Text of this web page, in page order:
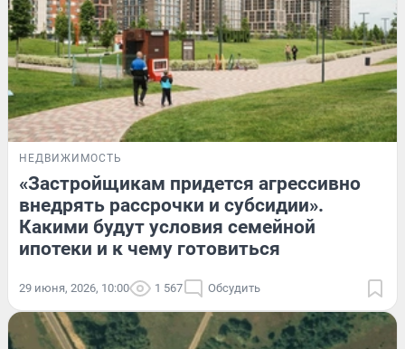
НЕДВИЖИМОСТЬ
«Застройщикам придется агрессивно
внедрять рассрочки и субсидии».
Какими будут условия семейной
ипотеки и к чему готовиться
29 июня, 2026, 10:00 1 567 Обсудить